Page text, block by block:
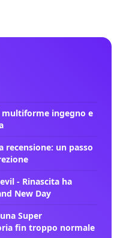
multiforme ingegno e
recensione: un passo
- Rinascita ha
New Day
Super
fin troppo normale